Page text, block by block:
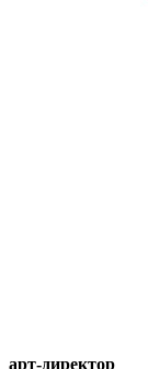
арт-директор